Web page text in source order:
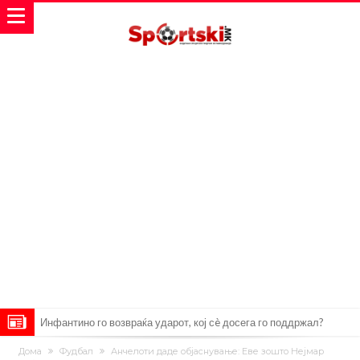
Инфантино го возвраќа ударот, кој сè досега го поддржал?
„Влегувам на стадионот за да го разнесам Меси со четири бомби“
Дома Фудбал
Анчелоти даде објаснување: Еве зошто Нејмар